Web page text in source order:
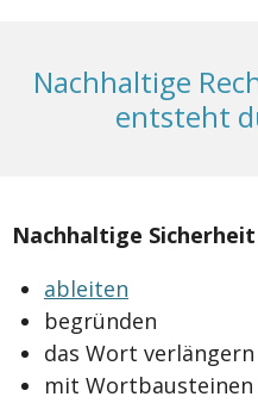
Nachhaltige
entsteht
Nachhaltige
ableiten
begründen
das Wort verlängern
mit